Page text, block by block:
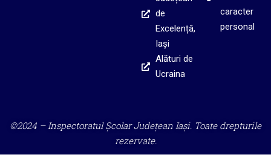
de
Excelență,
Iași
Alături de
Ucraina
caracter
personal
©2024 – Inspectoratul Școlar Județean Iași. Toate drepturile
rezervate.